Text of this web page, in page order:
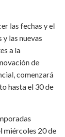
las fechas y el
las nuevas
a la
de
comenzará
hasta el 30 de
miércoles 20 de